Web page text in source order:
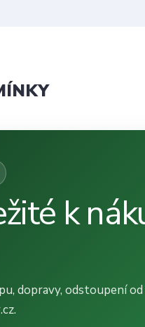
k
dopravy, odstoupení